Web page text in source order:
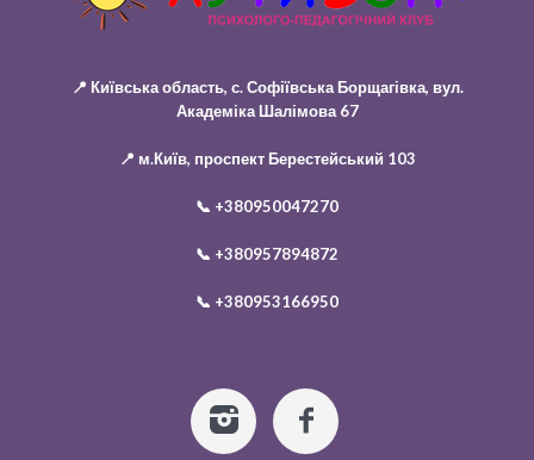
📍 Київська область, с. Софіївська Борщагівка, вул.
Академіка Шалімова 67
📍 м.Київ, проспект Берестейський 103
📞 +380950047270
📞 +380957894872
📞 +380953166950